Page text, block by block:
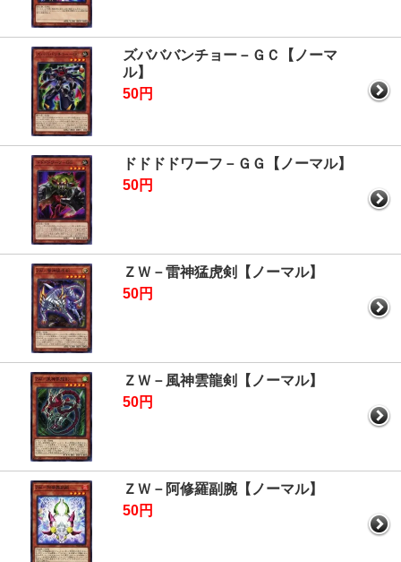
ズバババンチョー－ＧＣ【ノーマ
ル】
50円
ドドドドワーフ－ＧＧ【ノーマル】
50円
ＺＷ－雷神猛虎剣【ノーマル】
50円
ＺＷ－風神雲龍剣【ノーマル】
50円
ＺＷ－阿修羅副腕【ノーマル】
50円